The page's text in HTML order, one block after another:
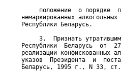
положение  о порядке
немаркированных
Республики Беларусь.
3.  Признать
Республики  Беларусь  от
реализации конфискованных
указов  Президента  и
Беларусь, 1995 г., N 33,